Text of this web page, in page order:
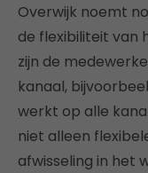
Overwijk noemt
de flexibiliteit van
zijn de
kanaal,
werkt op alle
niet alleen
afwisseling in het